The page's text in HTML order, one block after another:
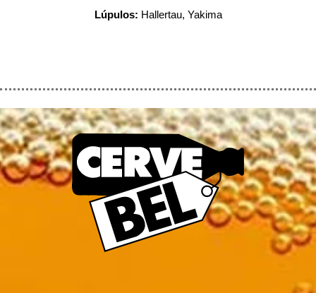
Lúpulos: Hallertau, Yakima